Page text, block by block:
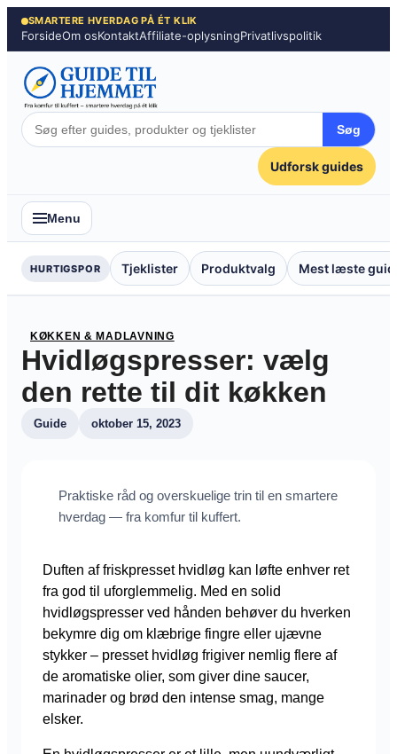
Spring
SMARTERE HVERDAG PÅ ÉT KLIK
ForsideOm osKontaktAffiliate-oplysningPrivatlivspolitik
Søg
Udforsk guides
Menu
HURTIGSPOR Tjeklister Produktvalg Mest læste
KØKKEN & MADLAVNING
Hvidløgspresser: vælg
den rette til dit køkken
Guide oktober 15, 2023
Praktiske råd og overskuelige trin til en smartere
hverdag — fra komfur til kuffert.
Duften af friskpresset hvidløg kan løfte enhver ret
fra god til uforglemmelig. Med en solid
hvidløgspresser ved hånden behøver du hverken
bekymre dig om klæbrige fingre eller ujævne
stykker – presset hvidløg frigiver nemlig flere af
de aromatiske olier, som giver dine saucer,
marinader og brød den intense smag, mange
elsker.